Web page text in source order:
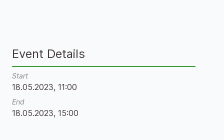
Event Details
Start
18.05.2023, 11:00
End
18.05.2023, 15:00